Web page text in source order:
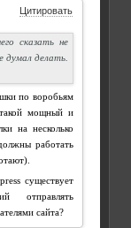
Цитировать
сказать не
думал делать.
по воробьям
мощный и
на несколько
работать
существует
отправлять
сайта?